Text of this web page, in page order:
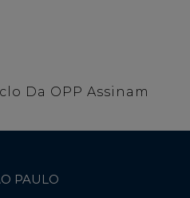
Da OPP Assinam
PAULO